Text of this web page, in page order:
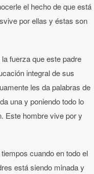
el hecho de que está
por ellas y éstas son
fuerza que este padre
integral de sus
les da palabras de
una y poniendo todo lo
Este hombre vive por y
cuando en todo el
está siendo minada y